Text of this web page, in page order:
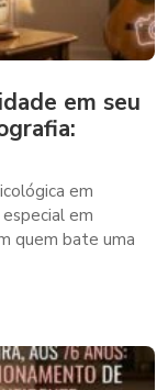
em seu
em
em
quem bate uma